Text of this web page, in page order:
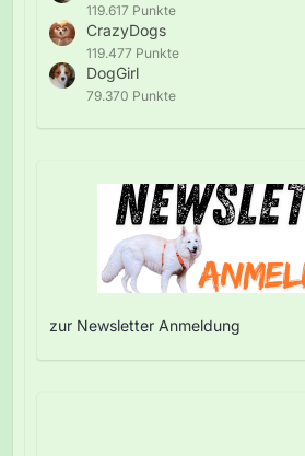
119.617 Punkte
CrazyDogs
119.477 Punkte
DogGirl
79.370 Punkte
zur Newsletter Anmeldung